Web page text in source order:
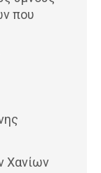
που
Χανίων